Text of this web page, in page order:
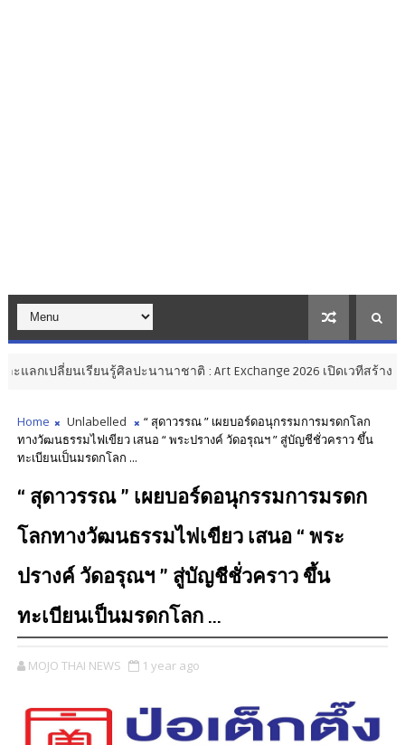
นรู้ศิลปะนานาชาติ : Art Exchange 2026 เปิดเวทีสร้างสรรค์ศิลปะไท
Home Unlabelled
“ สุดาวรรณ ” เผยบอร์ดอนุกรรมการมรดกโลก
ทางวัฒนธรรมไฟเขียว เสนอ “ พระปรางค์ วัดอรุณฯ ” สู่บัญชีชั่วคราว ขึ้น
ทะเบียนเป็นมรดกโลก ...
“ สุดาวรรณ ” เผยบอร์ดอนุกรรมการมรดก
โลกทางวัฒนธรรมไฟเขียว เสนอ “ พระ
ปรางค์ วัดอรุณฯ ” สู่บัญชีชั่วคราว ขึ้น
ทะเบียนเป็นมรดกโลก ...
MOJO THAI NEWS 1 year ago